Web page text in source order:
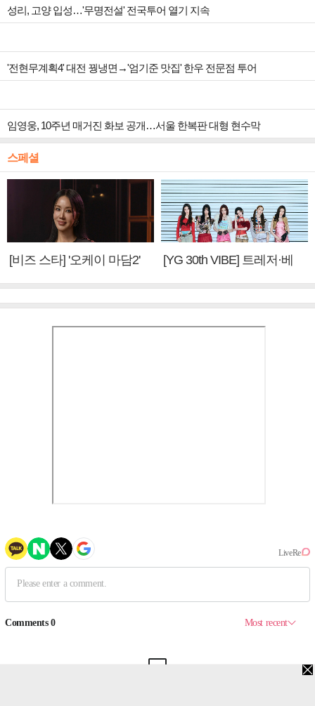
성리, 고양 입성…'무명전설' 전국투어 열기 지속
'전현무계획4' 대전 꿩냉면→'엄기준 맛집' 한우 전문점 투어
임영웅, 10주년 매거진 화보 공개…서울 한복판 대형 현수막
스페셜
[비즈 스타] '오케이 마담2'
[YG 30th VIBE] 트레저·베